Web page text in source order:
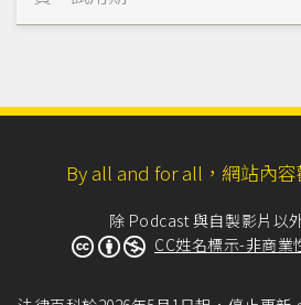
By all and for all，網站內容
除 Podcast 與自製影片以
CC姓名標示-非商業